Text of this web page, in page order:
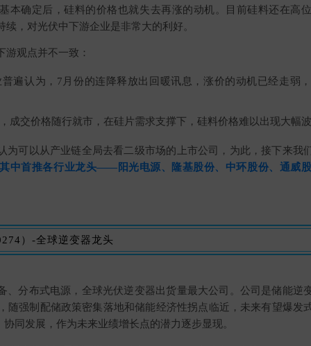
本确定后，硅料的价格也就失去再涨的动机。目前硅料还在高
，对光伏中下游企业是非常大的利好。
观点并不一致：
遍认为，7月份的连降释放出回暖讯息，涨价的动机已经走弱
成交价格随行就市，在硅片需求支撑下，硅料价格难以出现大幅
为可以从产业链全局去看二级市场的上市公司，为此，接下来我
其中首推各行业龙头——阳光电源、隆基股份、中环股份、通威
）-全球逆变器龙头
、分布式电源，全球光伏逆变器出货量最大公司。公司是储能逆
随强制配储政策密集落地和储能经济性拐点临近，未来有望爆发
同发展，作为未来业绩增长点的潜力逐步显现。